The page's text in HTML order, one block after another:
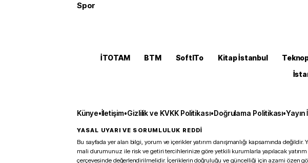
Spor
İTOTAM BTM SoftITo Kitap İstanbul
Künye•İletişim•Gizlilik ve KVKK Politikası•Doğrulama Politikası•Yayın
YASAL UYARI VE SORUMLULUK REDDİ
Bu sayfada yer alan bilgi, yorum ve içerikler yatırım danışmanlığı kapsamında değildir.
mali durumunuz ile risk ve getiri tercihlerinize göre yetkili kurumlarla yapılacak yatırım
çerçevesinde değerlendirilmelidir. İçeriklerin doğruluğu ve güncelliği için azami özen